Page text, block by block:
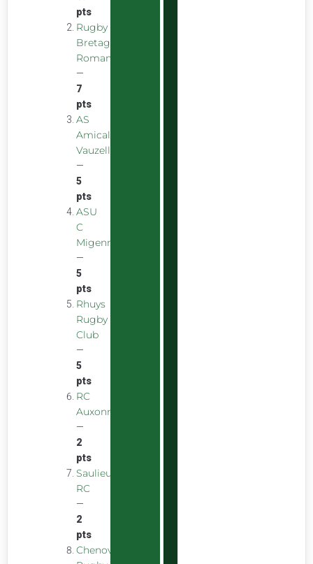
pts
Rugby
Bretagne
Romantique
—
7
pts
AS
Amicale
Vauzelles
—
5
pts
ASU
C
Migennes
—
5
pts
Rhuys
Rugby
Club
—
5
pts
RC
Auxonnais
—
2
pts
Saulieu
RC
—
2
pts
Chenove